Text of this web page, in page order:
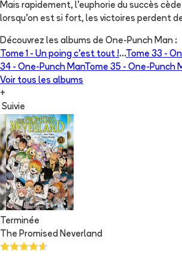
Mais rapidement, l'euphorie du succès
lorsqu'on est si fort, les victoires perdent
Découvrez les albums de One-Punch Man :
Tome 1 - Un poing c’est tout !...Tome 33 -
34 - One-Punch ManTome 35 - One-Punch
Voir tous les albums
+
Suivie
Terminée
The Promised Neverland